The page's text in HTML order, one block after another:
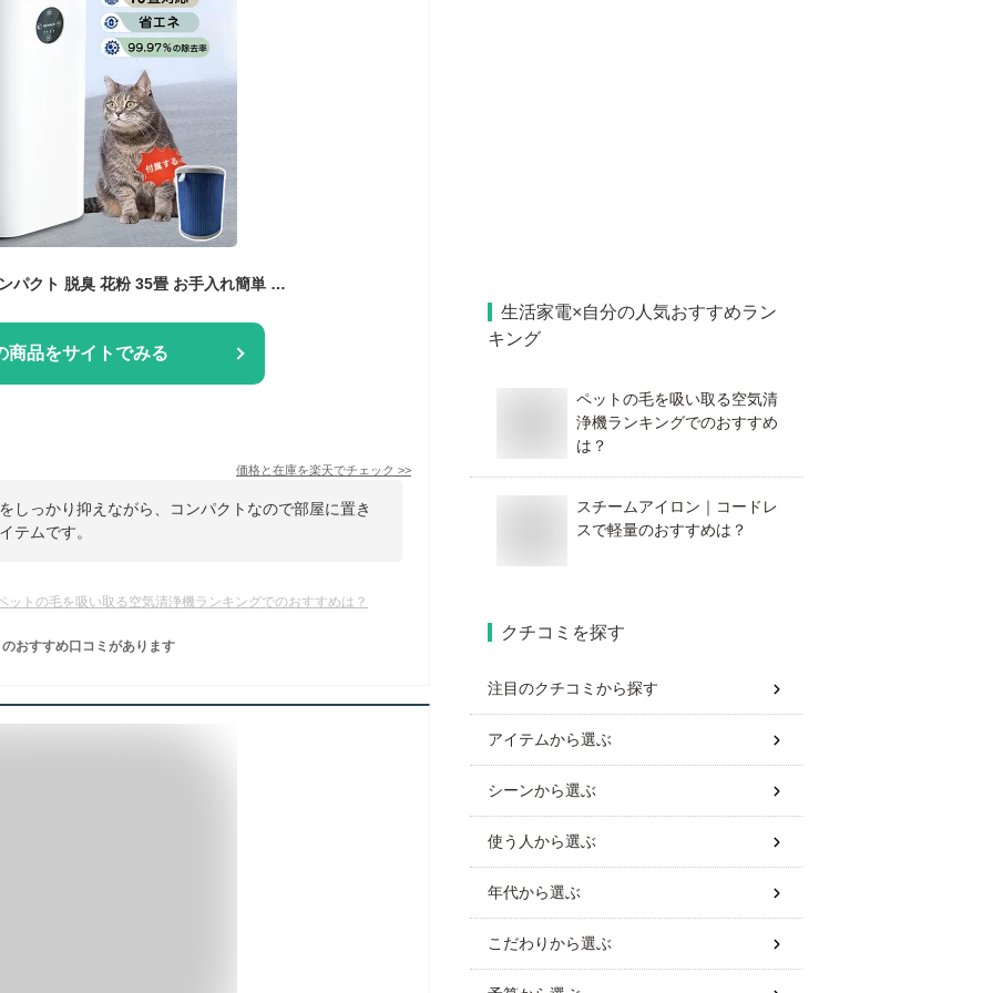
空気清浄機 ペット コンパクト 脱臭 花粉 35畳 お手入れ簡単 9重空気清浄 ペット ダニ対策 360°空気循環 hepaフィルター 省エネ 節電 PM2.5 卓上空気清浄機 花粉対策 タバコ ペットの毛 ニオイ ウイルス 軽量 ウイルス除去 子供部屋 PSE認証
商品をサイトでみる
価格と在庫を楽天でチェック >>
しっかり抑えながら、コンパクトなので部屋に置き
テムです。
ットの毛を吸い取る空気清浄機ランキングでのおすすめは？
のおすすめ口コミがあります
生活家電×自分の人気おすすめラン
キング
ペットの毛を吸い取る空気清
浄機ランキングでのおすすめ
は？
スチームアイロン｜コードレ
スで軽量のおすすめは？
クチコミを探す
注目のクチコミから探す
アイテムから選ぶ
シーンから選ぶ
使う人から選ぶ
年代から選ぶ
こだわりから選ぶ